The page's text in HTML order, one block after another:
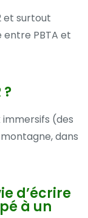
et surtout
entre PBTA et
immersifs (des
dans
d’écrire
à un